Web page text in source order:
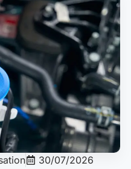
30/07/2026